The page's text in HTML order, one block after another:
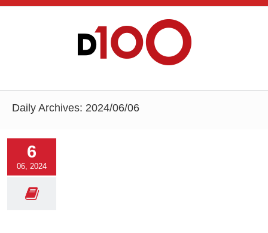
Daily Archives: 2024/06/06
6
06, 2024